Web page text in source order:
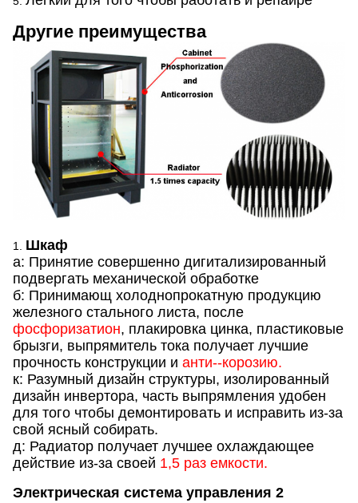
Другие преимущества
1. Шкаф
а: Принятие совершенно дигитализированный
подвергать механической обработке
б: Принимающ холоднопрокатную продукцию
железного стального листа, после
фосфоризатион, плакировка цинка, пластиковые
брызги, выпрямитель тока получает лучшие
прочность конструкции и анти--корозию.
к: Разумный дизайн структуры, изолированный
дизайн инвертора, часть выпрямления удобен
для того чтобы демонтировать и исправить из-за
свой ясный собирать.
д: Радиатор получает лучшее охлаждающее
действие из-за своей 1,5 раз емкости.
Электрическая система управления 2